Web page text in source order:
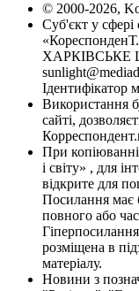
© 2000-2026,
Суб'єкт у сфері
ХАРКІВСЬКЕ
Ідентифікатор
Використання
сайті,
При копіюванні
і світу» , для
відкрите для
Посилання має
повного або
розміщена в
матеріалу.
Новини з